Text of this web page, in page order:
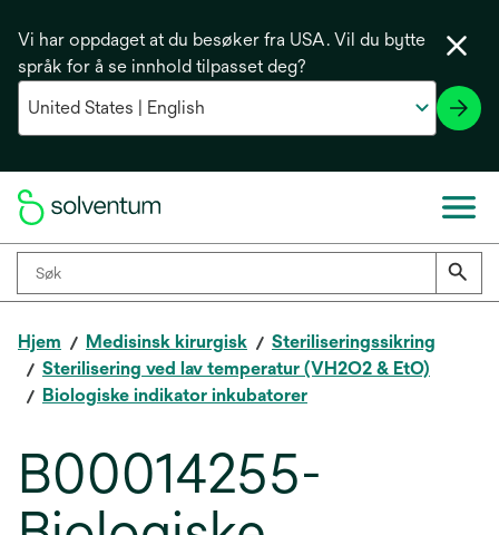
Vi har oppdaget at du besøker fra USA. Vil du bytte
språk for å se innhold tilpasset deg?
Hjem Medisinsk kirurgisk
Steriliseringssikring
Sterilisering ved lav temperatur (VH2O2 & EtO)
Biologiske indikator inkubatorer
B00014255-